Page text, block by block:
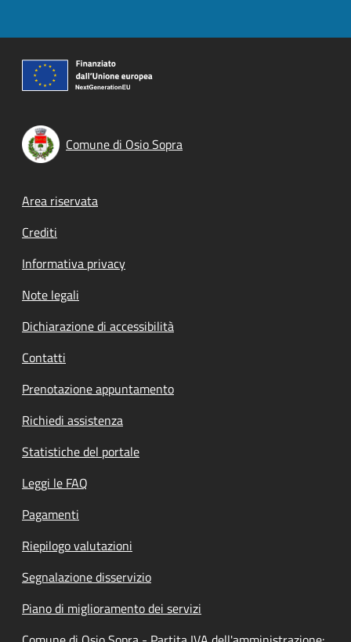
Comune di Osio Sopra
Footer menu
Area riservata
Crediti
Informativa privacy
Note legali
Dichiarazione di accessibilità
Contatti
Prenotazione appuntamento
Richiedi assistenza
Statistiche del portale
Leggi le FAQ
Pagamenti
Riepilogo valutazioni
Segnalazione disservizio
Piano di miglioramento dei servizi